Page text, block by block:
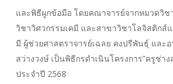
และพิธีผูกข้อมือ โดยคณาจารย์จากหมวดวิช
วิชาวิศวกรรมเคมี และสาขาวิชาโลจิสติกส์
มี ผู้ช่วยศาสตราจารย์เฉลย คงปรีพันธุ์ และ
สว่างวงษ์ เป็นพิธีกรดำเนินโครงการ”ครูช่าง
ประจำปี 2568